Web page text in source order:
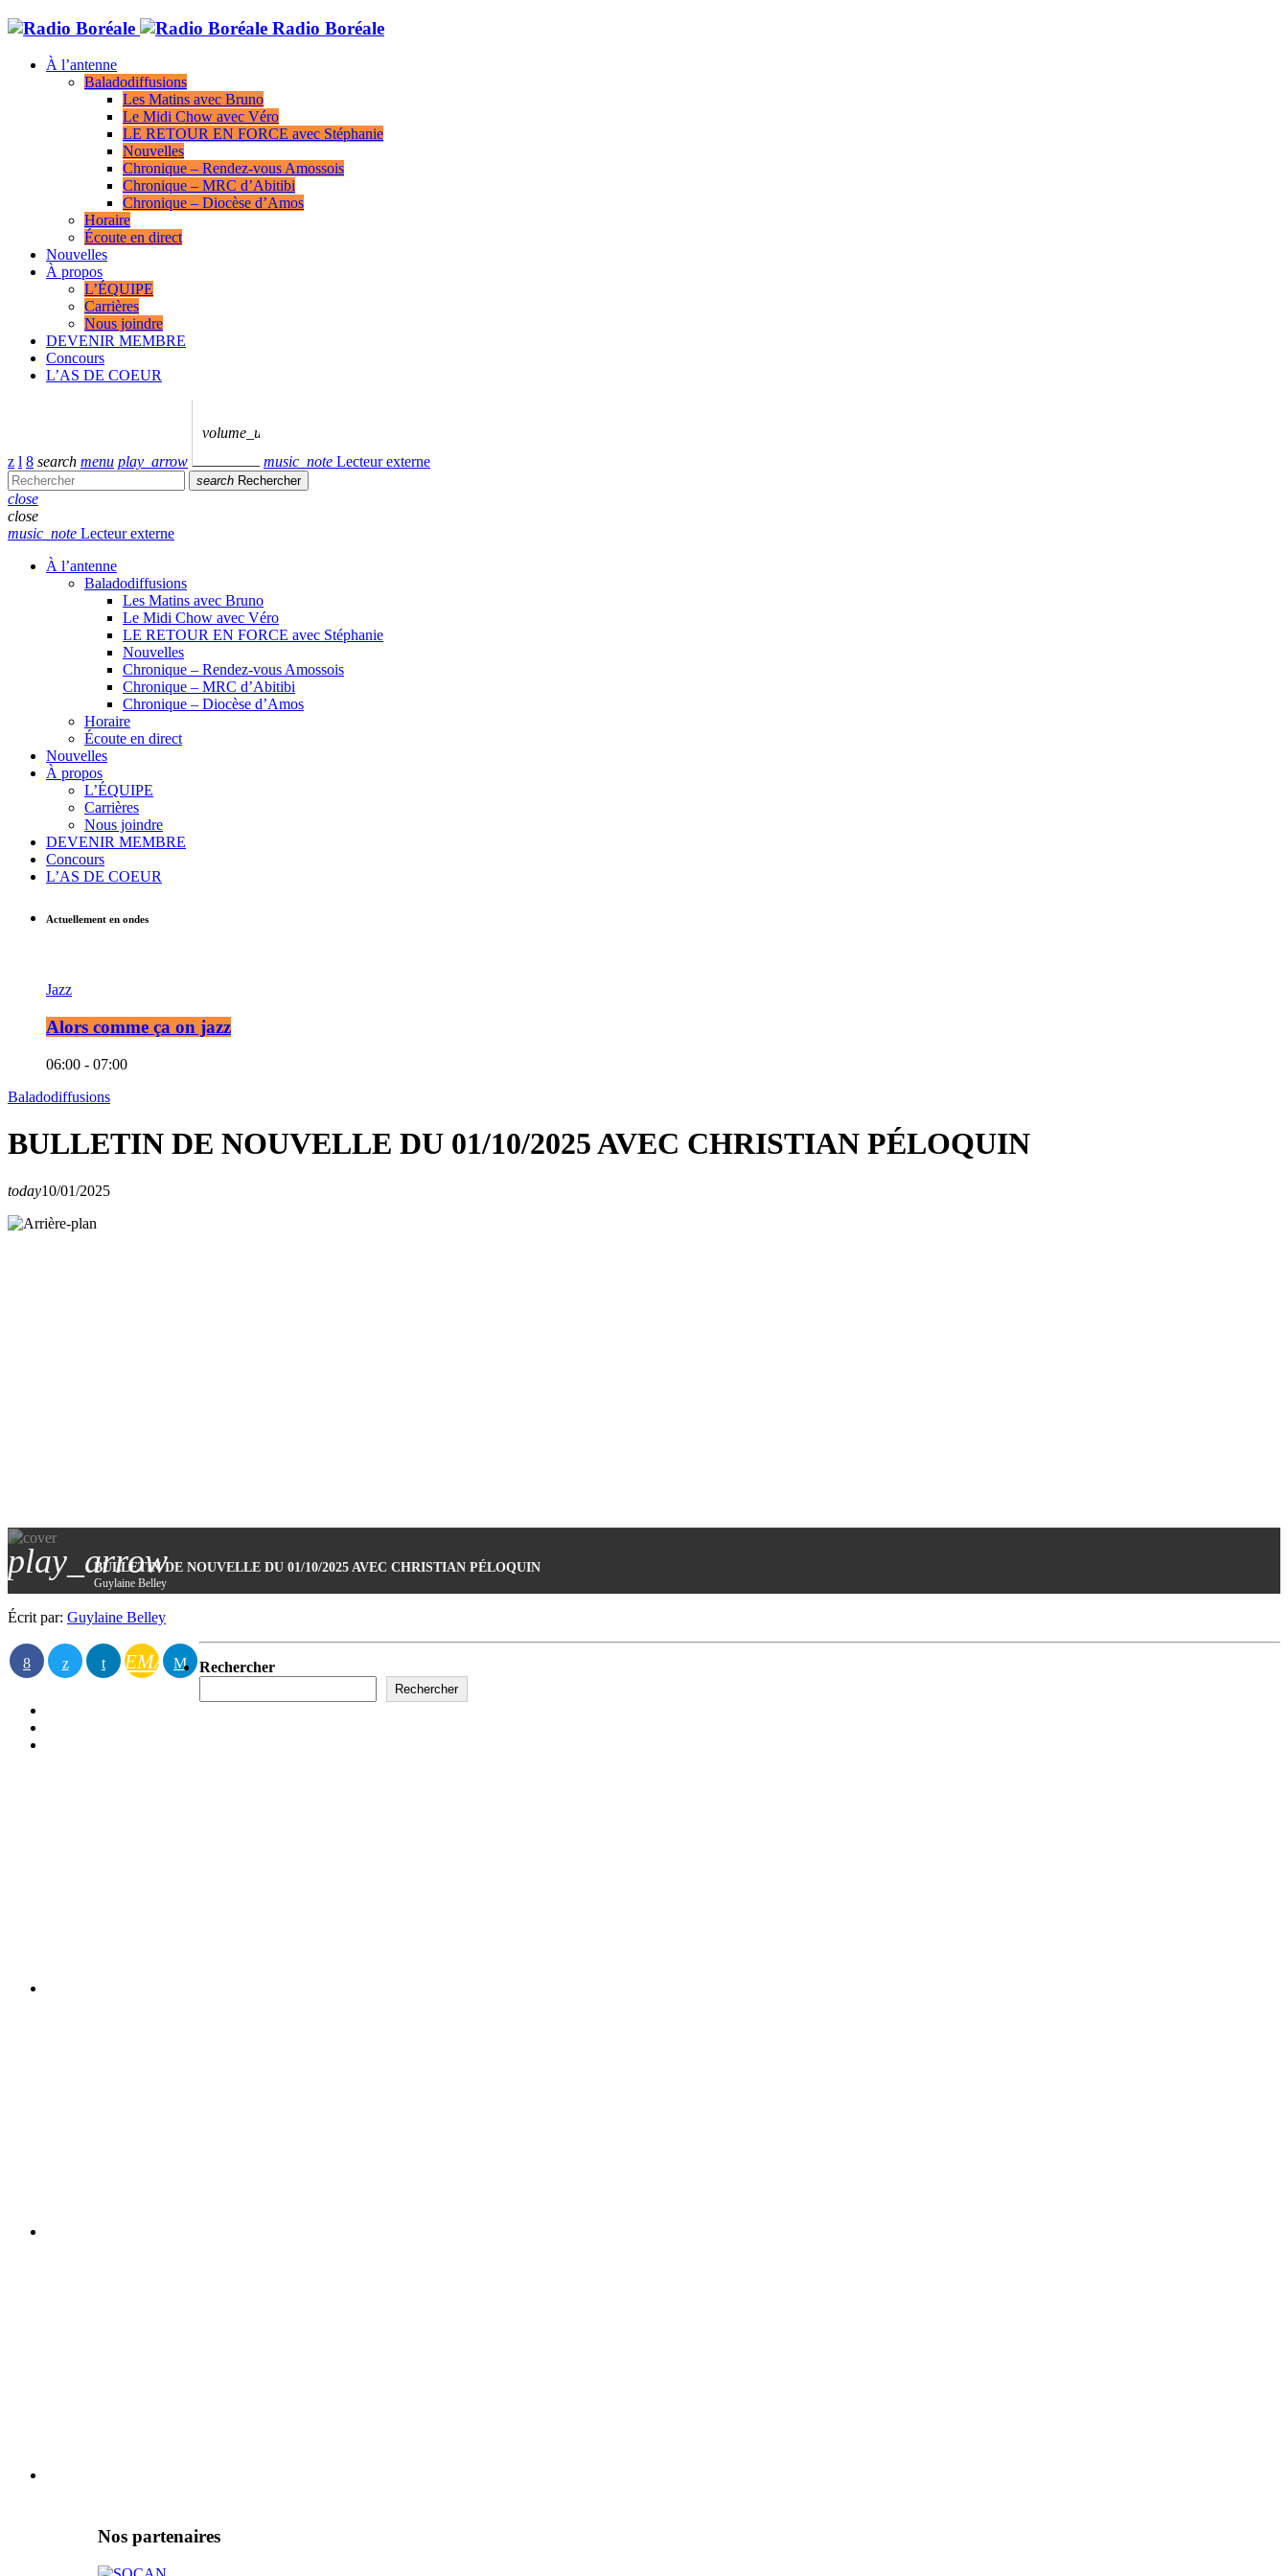
Radio Boréale
À l’antenne
Baladodiffusions
Les Matins avec Bruno
Le Midi Chow avec Véro
LE RETOUR EN FORCE avec Stéphanie
Nouvelles
Chronique – Rendez-vous Amossois
Chronique – MRC d’Abitibi
Chronique – Diocèse d’Amos
Horaire
Écoute en direct
Nouvelles
À propos
L’ÉQUIPE
Carrières
Nous joindre
DEVENIR MEMBRE
Concours
L’AS DE COEUR
search menu play_arrow
volume_up
music_note Lecteur externe
search Rechercher
close
close
music_note Lecteur externe
À l’antenne
Baladodiffusions
Les Matins avec Bruno
Le Midi Chow avec Véro
LE RETOUR EN FORCE avec Stéphanie
Nouvelles
Chronique – Rendez-vous Amossois
Chronique – MRC d’Abitibi
Chronique – Diocèse d’Amos
Horaire
Écoute en direct
Nouvelles
À propos
L’ÉQUIPE
Carrières
Nous joindre
DEVENIR MEMBRE
Concours
L’AS DE COEUR
Actuellement en ondes
Jazz
Alors comme ça on jazz
06:00 - 07:00
Baladodiffusions
BULLETIN DE NOUVELLE DU 01/10/2025 AVEC CHRISTIAN PÉLOQUIN
today10/01/2025
play_arrowBULLETIN DE NOUVELLE DU 01/10/2025 AVEC CHRISTIAN PÉLOQUIN
Guylaine Belley
Écrit par: Guylaine Belley
EMAIL Rechercher
Rechercher
Nos partenaires